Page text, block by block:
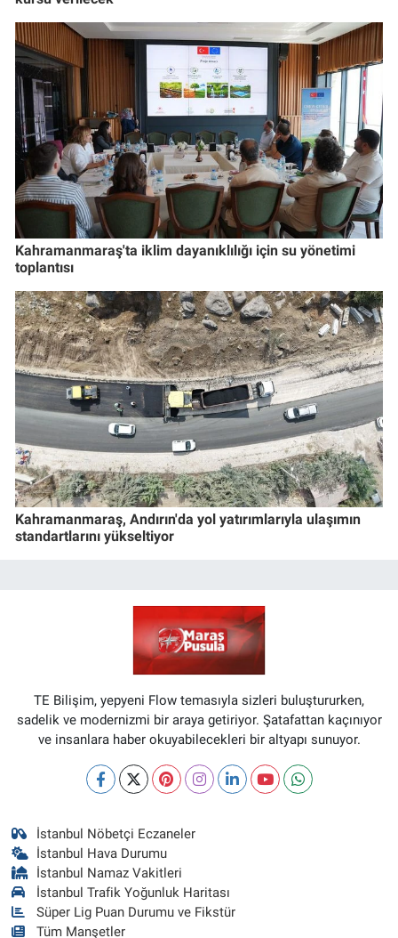
Kahramanmaraş'ta iklim dayanıklılığı için su yönetimi
toplantısı
Kahramanmaraş, Andırın'da yol yatırımlarıyla ulaşımın
standartlarını yükseltiyor
TE Bilişim, yepyeni Flow temasıyla sizleri buluştururken,
sadelik ve modernizmi bir araya getiriyor. Şatafattan kaçınıyor
ve insanlara haber okuyabilecekleri bir altyapı sunuyor.
İstanbul Nöbetçi Eczaneler
İstanbul Hava Durumu
İstanbul Namaz Vakitleri
İstanbul Trafik Yoğunluk Haritası
Süper Lig Puan Durumu ve Fikstür
Tüm Manşetler